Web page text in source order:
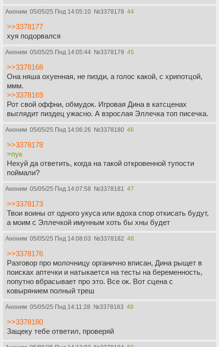
Аноним 05/05/25 Пнд 14:05:10 №3378178 44
>>3378177
хуя подорвался
Аноним 05/05/25 Пнд 14:05:44 №3378179 45
>>3378168
Она няша охуенная, не пизди, а голос какой, с хрипотцой,
ммм.
>>3378169
Рот свой оффни, обмудок. Игровая Дина в катсценах
выглядит пиздец ужасно. А взрослая Эллечка топ писечка.
Аноним 05/05/25 Пнд 14:06:26 №3378180 46
>>3378178
>пук
Нехуй да ответить, когда на такой откровенной тупости
поймали?
Аноним 05/05/25 Пнд 14:07:58 №3378181 47
>>3378173
Твои воины от одного укуса или вдоха спор откисать будут,
а моим с Эллечкой имунным хоть бы хны будет
Аноним 05/05/25 Пнд 14:08:03 №3378182 48
>>3378176
Разговор про молочницу органично вписан, Дина рыщет в
поисках аптечки и натыкается на тесты на беременность,
попутно вбрасывает про это. Все ок. Вот сцена с
ковырянием полный треш
Аноним 05/05/25 Пнд 14:11:28 №3378183 49
>>3378180
Защеку тебе ответил, проверяй